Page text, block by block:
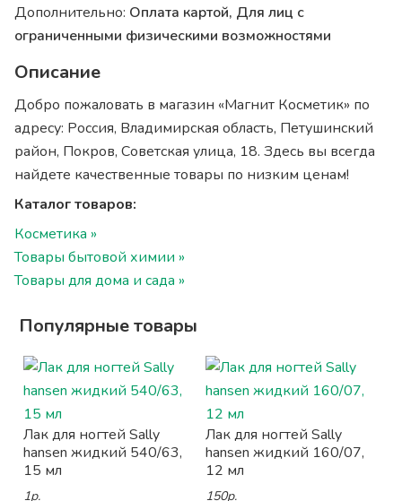
Дополнительно: Оплата картой, Для лиц с
ограниченными физическими возможностями
Описание
Добро пожаловать в магазин «Магнит Косметик» по
адресу: Россия, Владимирская область, Петушинский
район, Покров, Советская улица, 18. Здесь вы всегда
найдете качественные товары по низким ценам!
Каталог товаров:
Косметика »
Товары бытовой химии »
Товары для дома и сада »
Популярные товары
Лак для ногтей Sally
hansen жидкий 540/63,
15 мл
1р.
Лак для ногтей Sally
hansen жидкий 160/07,
12 мл
150р.